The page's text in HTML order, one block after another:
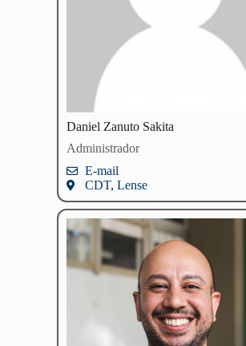
Daniel Zanuto Sakita
Administrador
E-mail
CDT, Lense